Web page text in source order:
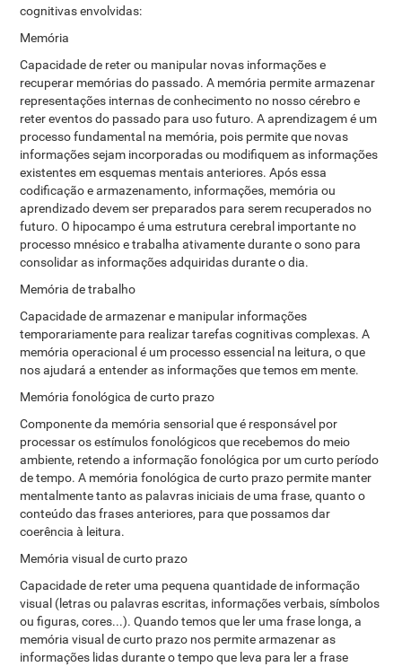
cognitivas envolvidas:
Memória
Capacidade de reter ou manipular novas informações e
recuperar memórias do passado. A memória permite armazenar
representações internas de conhecimento no nosso cérebro e
reter eventos do passado para uso futuro. A aprendizagem é um
processo fundamental na memória, pois permite que novas
informações sejam incorporadas ou modifiquem as informações
existentes em esquemas mentais anteriores. Após essa
codificação e armazenamento, informações, memória ou
aprendizado devem ser preparados para serem recuperados no
futuro. O hipocampo é uma estrutura cerebral importante no
processo mnésico e trabalha ativamente durante o sono para
consolidar as informações adquiridas durante o dia.
Memória de trabalho
Capacidade de armazenar e manipular informações
temporariamente para realizar tarefas cognitivas complexas. A
memória operacional é um processo essencial na leitura, o que
nos ajudará a entender as informações que temos em mente.
Memória fonológica de curto prazo
Componente da memória sensorial que é responsável por
processar os estímulos fonológicos que recebemos do meio
ambiente, retendo a informação fonológica por um curto período
de tempo. A memória fonológica de curto prazo permite manter
mentalmente tanto as palavras iniciais de uma frase, quanto o
conteúdo das frases anteriores, para que possamos dar
coerência à leitura.
Memória visual de curto prazo
Capacidade de reter uma pequena quantidade de informação
visual (letras ou palavras escritas, informações verbais, símbolos
ou figuras, cores...). Quando temos que ler uma frase longa, a
memória visual de curto prazo nos permite armazenar as
informações lidas durante o tempo que leva para ler a frase